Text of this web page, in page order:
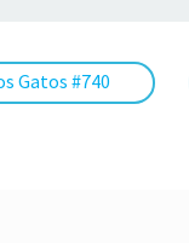
Gatos #740